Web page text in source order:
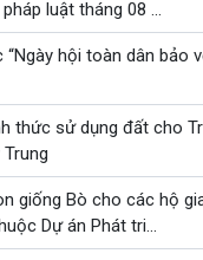
luật tháng 08 ...
“Ngày hội toàn dân bảo
thức sử dụng đất cho
giống Bò cho các hộ
Dự án Phát tri...